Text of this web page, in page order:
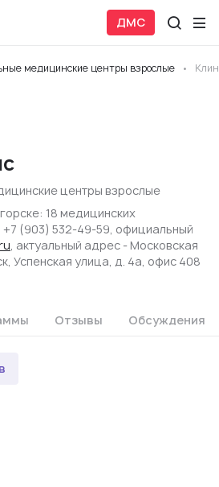
ДМС
медицинские центры взрослые
центры взрослые
18 медицинских
+7 (903) 532-49-59, официальный
, актуальный адрес - Московская
Успенская улица, д. 4а, офис 408
Отзывы Обсуждения